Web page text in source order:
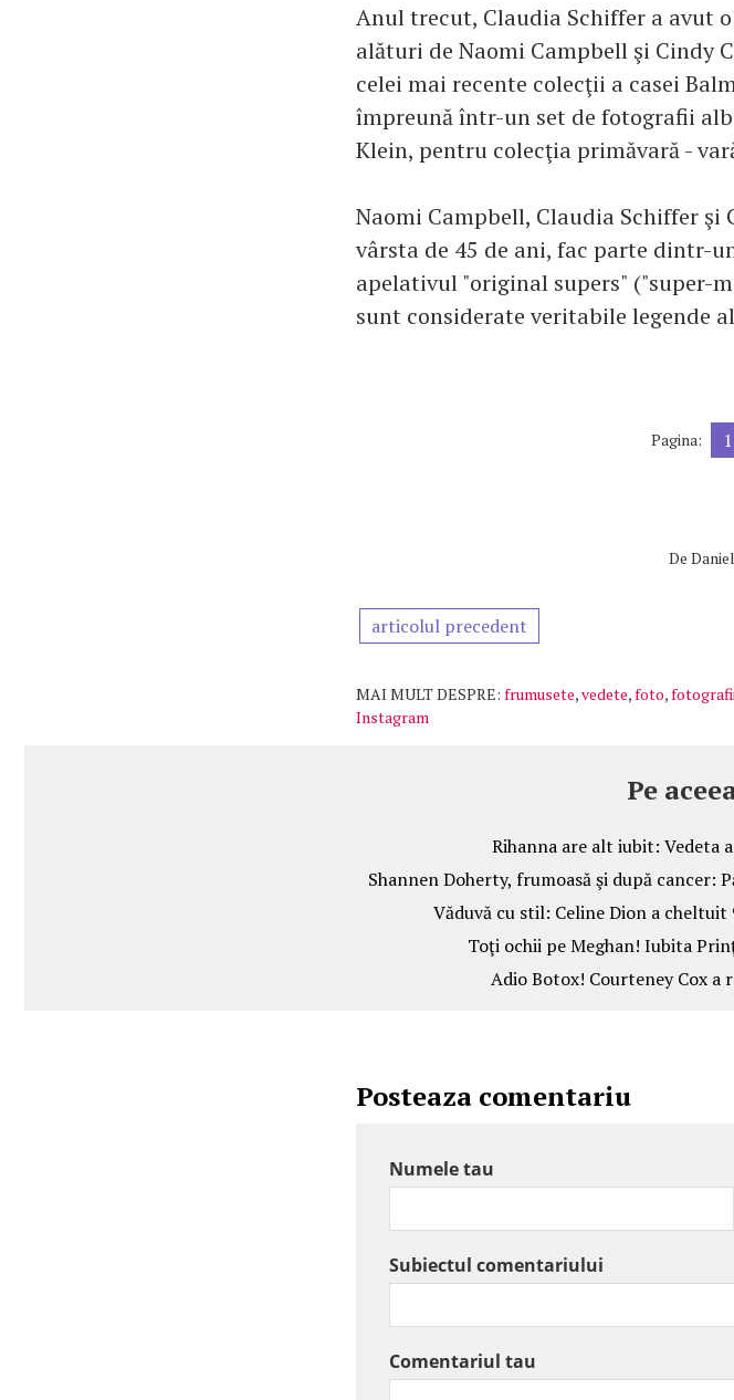
Anul trecut, Claudia Schiffer a avut
alături de Naomi Campbell şi Cindy
celei mai recente colecţii a casei
împreună într-un set de fotografii
Klein, pentru colecţia primăvară -
Naomi Campbell, Claudia Schiffer şi
vârsta de 45 de ani, fac parte dintr-
apelativul "original supers" ("super-
sunt considerate veritabile legende
Pagina: 1
De
articolul precedent
MAI MULT DESPRE: frumusete,vedete,foto,
Instagram
Pe
Rihanna are alt iubit: Vedeta
Shannen Doherty, frumoasă şi după cancer:
Văduvă cu stil: Celine Dion a
Toţi ochii pe Meghan! Iubita
Adio Botox! Courteney Cox a
Posteaza comentariu
Numele tau
Subiectul comentariului
Comentariul tau